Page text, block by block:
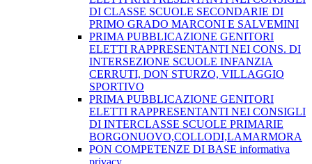
DI CLASSE SCUOLE SECONDARIE DI
PRIMO GRADO MARCONI E SALVEMINI
PRIMA PUBBLICAZIONE GENITORI
ELETTI RAPPRESENTANTI NEI CONS. DI
INTERSEZIONE SCUOLE INFANZIA
CERRUTI, DON STURZO, VILLAGGIO
SPORTIVO
PRIMA PUBBLICAZIONE GENITORI
ELETTI RAPPRESENTANTI NEI CONSIGLI
DI INTERCLASSE SCUOLE PRIMARIE
BORGONUOVO,COLLODI,LAMARMORA
PON COMPETENZE DI BASE informativa